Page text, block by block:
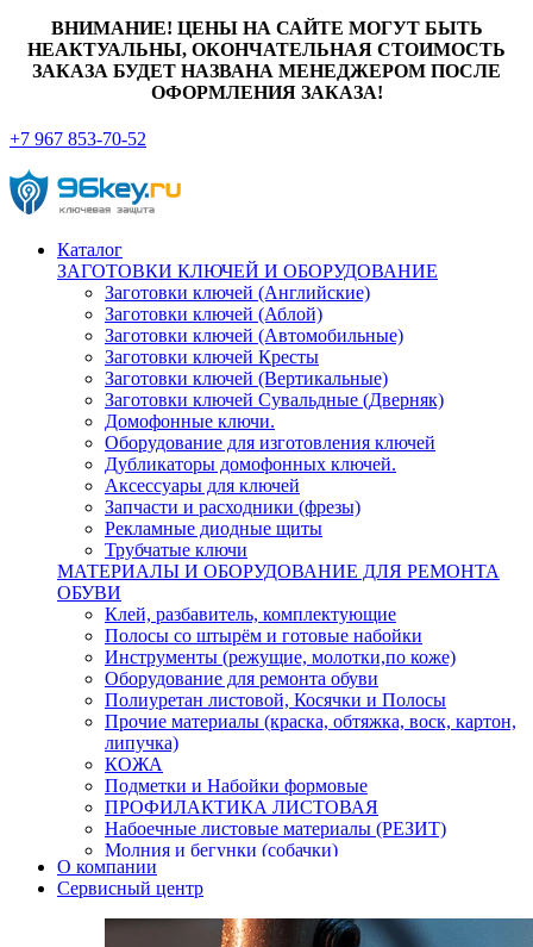
ВНИМАНИЕ! ЦЕНЫ НА САЙТЕ МОГУТ БЫТЬ
НЕАКТУАЛЬНЫ, ОКОНЧАТЕЛЬНАЯ СТОИМОСТЬ
ЗАКАЗА БУДЕТ НАЗВАНА МЕНЕДЖЕРОМ ПОСЛЕ
ОФОРМЛЕНИЯ ЗАКАЗА!
+7 967 853-70-52
Каталог
ЗАГОТОВКИ КЛЮЧЕЙ И ОБОРУДОВАНИЕ
Заготовки ключей (Английские)
Заготовки ключей (Аблой)
Заготовки ключей (Автомобильные)
Заготовки ключей Кресты
Заготовки ключей (Вертикальные)
Заготовки ключей Сувальдные (Дверняк)
Домофонные ключи.
Оборудование для изготовления ключей
Дубликаторы домофонных ключей.
Аксессуары для ключей
Запчасти и расходники (фрезы)
Рекламные диодные щиты
Трубчатые ключи
МАТЕРИАЛЫ И ОБОРУДОВАНИЕ ДЛЯ РЕМОНТА
ОБУВИ
Клей, разбавитель, комплектующие
Полосы со штырём и готовые набойки
Инструменты (режущие, молотки,по коже)
Оборудование для ремонта обуви
Полиуретан листовой, Косячки и Полосы
Прочие материалы (краска, обтяжка, воск, картон,
липучка)
КОЖА
Подметки и Набойки формовые
ПРОФИЛАКТИКА ЛИСТОВАЯ
Набоечные листовые материалы (РЕЗИТ)
Молния и бегунки (собачки)
Нитки,иглы-шило,крючки.
Уход и косметика для обуви
Кнопки (магнитые,кобурные)
Пряжки для ремня
О компании
Сервисный центр